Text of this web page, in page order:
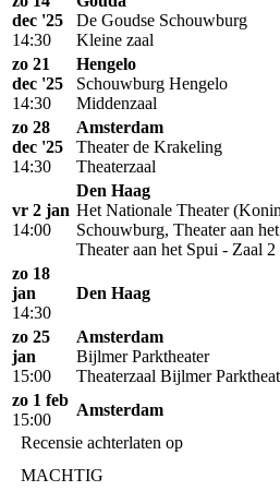
dec '25
14:30
De Goudse Schouwburg
Kleine zaal
zo 21
dec '25
14:30
Hengelo
Schouwburg Hengelo
Middenzaal
zo 28
dec '25
14:30
Amsterdam
Theater de Krakeling
Theaterzaal
vr 2 jan
14:00
Den Haag
Het Nationale Theater
Schouwburg, Theater aan
Theater aan het Spui - Zaal
zo 18
jan
14:30
Den Haag
zo 25
jan
15:00
Amsterdam
Bijlmer Parktheater
Theaterzaal Bijlmer
zo 1 feb
15:00
Amsterdam
Recensie achterlaten op
MACHTIG